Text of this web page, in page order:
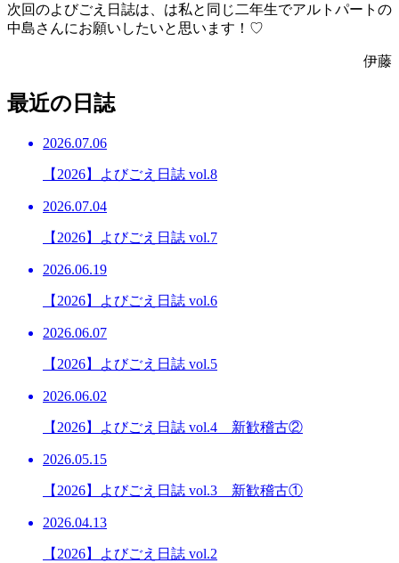
次回のよびごえ日誌は、は私と同じ二年生でアルトパートの
中島さんにお願いしたいと思います！♡
伊藤
最近の日誌
2026.07.06
【2026】よびごえ日誌 vol.8
2026.07.04
【2026】よびごえ日誌 vol.7
2026.06.19
【2026】よびごえ日誌 vol.6
2026.06.07
【2026】よびごえ日誌 vol.5
2026.06.02
【2026】よびごえ日誌 vol.4 新歓稽古②
2026.05.15
【2026】よびごえ日誌 vol.3 新歓稽古①
2026.04.13
【2026】よびごえ日誌 vol.2